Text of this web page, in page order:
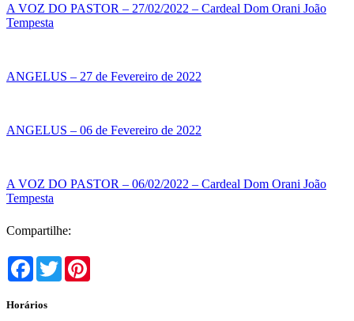
A VOZ DO PASTOR – 27/02/2022 – Cardeal Dom Orani João
Tempesta
ANGELUS – 27 de Fevereiro de 2022
ANGELUS – 06 de Fevereiro de 2022
A VOZ DO PASTOR – 06/02/2022 – Cardeal Dom Orani João
Tempesta
Compartilhe:
Facebook
Twitter
Horários